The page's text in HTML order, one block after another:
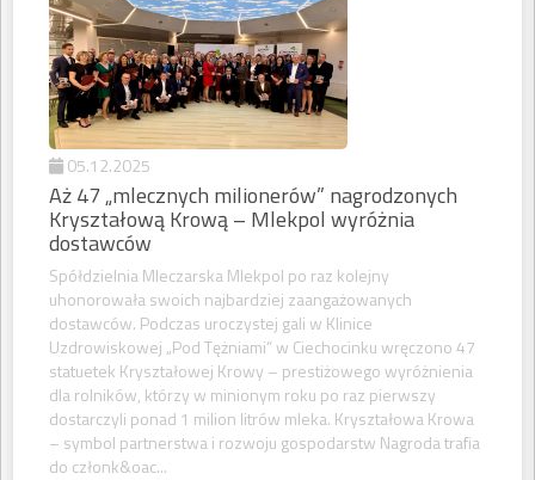
05.12.2025
Aż 47 „mlecznych milionerów” nagrodzonych
Kryształową Krową – Mlekpol wyróżnia
dostawców
Spółdzielnia Mleczarska Mlekpol po raz kolejny
uhonorowała swoich najbardziej zaangażowanych
dostawców. Podczas uroczystej gali w Klinice
Uzdrowiskowej „Pod Tężniami” w Ciechocinku wręczono 47
statuetek Kryształowej Krowy – prestiżowego wyróżnienia
dla rolników, którzy w minionym roku po raz pierwszy
dostarczyli ponad 1 milion litrów mleka. Kryształowa Krowa
– symbol partnerstwa i rozwoju gospodarstw Nagroda trafia
do członk&oac...